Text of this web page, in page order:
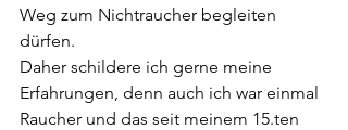
Weg zum Nichtraucher begleiten
dürfen.
Daher schildere ich gerne meine
Erfahrungen, denn auch ich war einmal
Raucher und das seit meinem 15.ten